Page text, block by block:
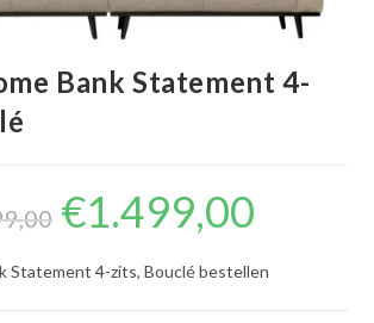
Bank Statement 4-
Oorspronkelijke
prijs
was:
€1.499,00
Statement 4-zits, Bouclé bestellen